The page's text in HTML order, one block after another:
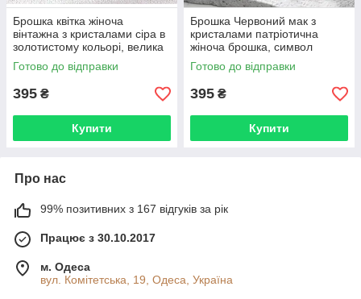
Брошка квітка жіноча
вінтажна з кристалами сіра в
золотистому кольорі, велика
кругла брошка на
одяг BRS210
Готово до відправки
395 ₴
Купити
Брошка Червоний мак з
кристалами патріотична
жіноча брошка, символ
пам'яті та незламності
України BRS209
Готово до відправки
395 ₴
Купити
Про нас
99% позитивних з 167 відгуків за рік
Працює з 30.10.2017
м. Одеса
вул. Комітетська, 19, Одеса, Україна